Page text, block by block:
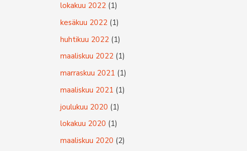
lokakuu 2022 (1)
kesäkuu 2022 (1)
huhtikuu 2022 (1)
maaliskuu 2022 (1)
marraskuu 2021 (1)
maaliskuu 2021 (1)
joulukuu 2020 (1)
lokakuu 2020 (1)
maaliskuu 2020 (2)